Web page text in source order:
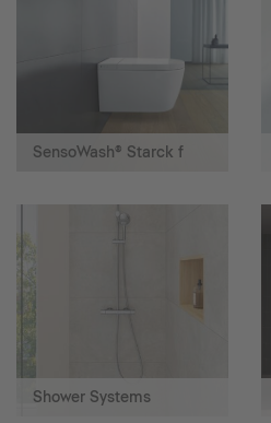
SensoWash® Starck f
Shower Systems